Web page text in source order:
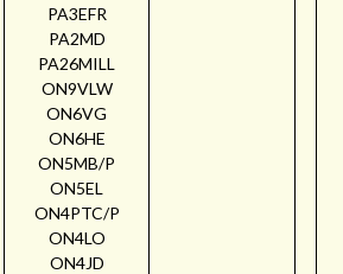
PA3EFR
PA2MD
PA26MILL
ON9VLW
ON6VG
ON6HE
ON5MB/P
ON5EL
ON4PTC/P
ON4LO
ON4JD